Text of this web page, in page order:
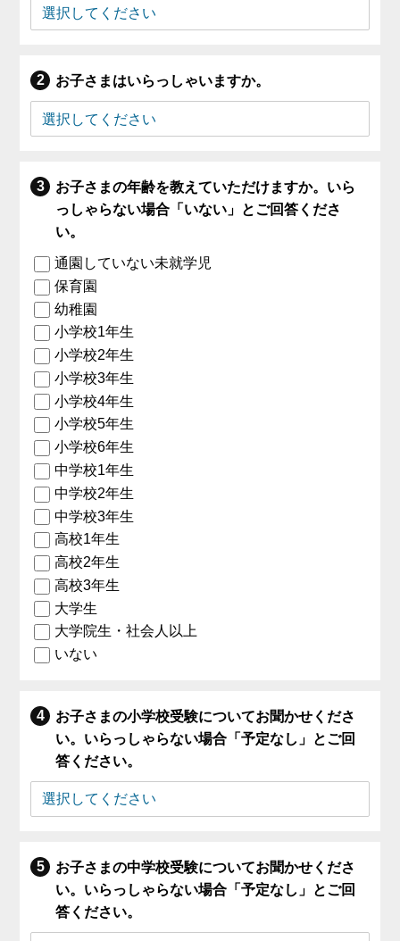
お子さまはいらっしゃいますか。
お子さまの年齢を教えていただけますか。いら
っしゃらない場合「いない」とご回答くださ
い。
通園していない未就学児
保育園
幼稚園
小学校1年生
小学校2年生
小学校3年生
小学校4年生
小学校5年生
小学校6年生
中学校1年生
中学校2年生
中学校3年生
高校1年生
高校2年生
高校3年生
大学生
大学院生・社会人以上
いない
お子さまの小学校受験についてお聞かせくださ
い。いらっしゃらない場合「予定なし」とご回
答ください。
お子さまの中学校受験についてお聞かせくださ
い。いらっしゃらない場合「予定なし」とご回
答ください。